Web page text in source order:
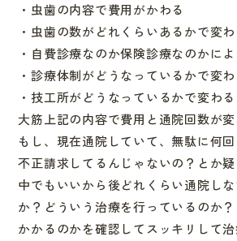
・虫歯の内容で費用がかわる
・虫歯の数がどれくらいあるかで変わ
・自費診療なのか保険診療なのかに
・診療体制がどうなっているかで変わ
・技工所がどうなっているかで変わる
大筋上記の内容で費用と通院回数が変
もし、現在通院していて、無駄に何
不正請求してるんじゃないの？とか
中でもいいから後どれ くらい通院し
か？どういう治療を行っているのか
かかるのかを確認してスッキリして